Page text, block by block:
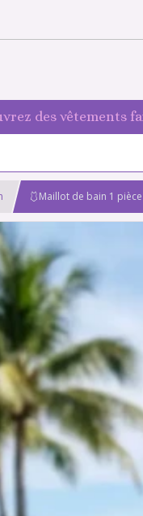
des vêtements
🩱Maillot de bain 1